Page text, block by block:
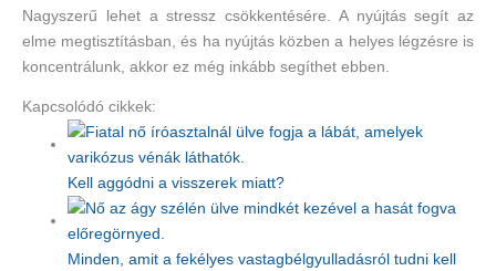
Nagyszerű lehet a stressz csökkentésére. A nyújtás segít az
elme megtisztításban, és ha nyújtás közben a helyes légzésre is
koncentrálunk, akkor ez még inkább segíthet ebben.
Kapcsolódó cikkek:
Kell aggódni a visszerek miatt?
Minden, amit a fekélyes vastagbélgyulladásról tudni kell